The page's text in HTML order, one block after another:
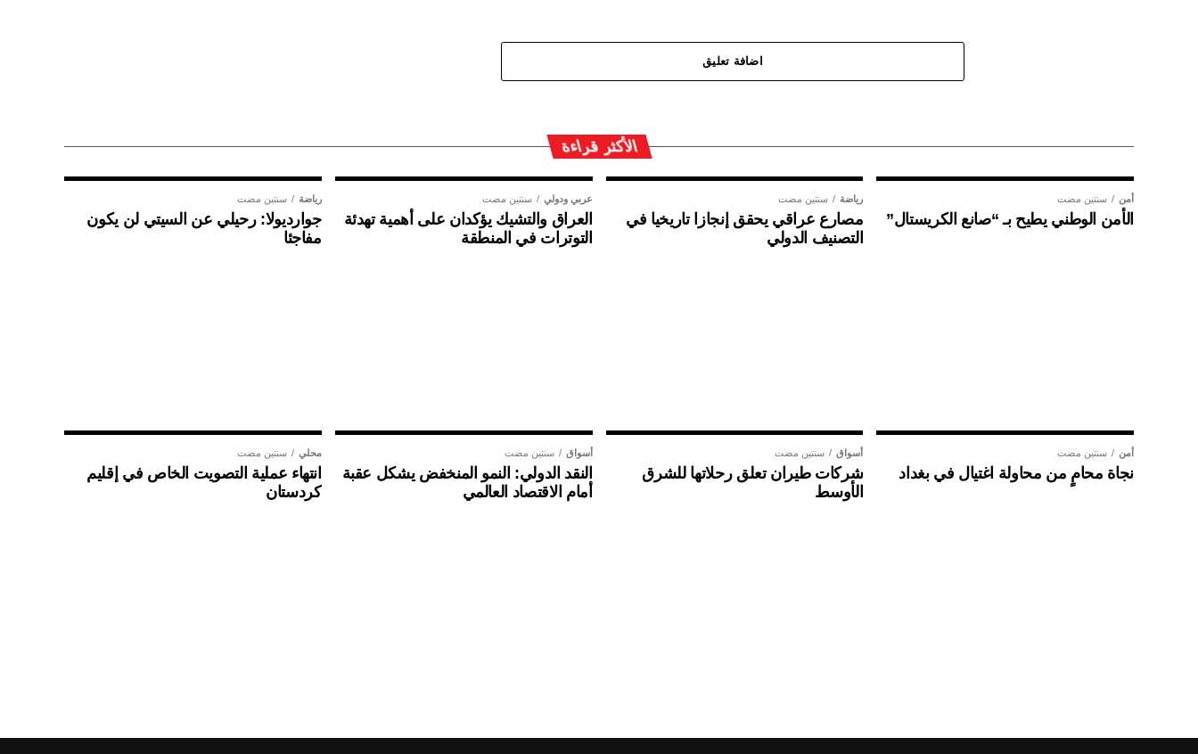
اضافة تعليق
الأكثر قراءة
أمن سنتين مضت
الأمن الوطني يطيح بـ “صانع الكريستال”
رياضة سنتين مضت
مصارع عراقي يحقق إنجازا تاريخيا في
التصنيف الدولي
عربي ودولي سنتين مضت
العراق والتشيك يؤكدان على أهمية تهدئة
التوترات في المنطقة
رياضة سنتين مضت
جوارديولا: رحيلي عن السيتي لن يكون
مفاجئا
أمن سنتين مضت
نجاة محامٍ من محاولة اغتيال في بغداد
أسواق سنتين مضت
شركات طيران تعلق رحلاتها للشرق
الأوسط
أسواق سنتين مضت
النقد الدولي: النمو المنخفض يشكل عقبة
أمام الاقتصاد العالمي
محلي سنتين مضت
انتهاء عملية التصويت الخاص في إقليم
كردستان